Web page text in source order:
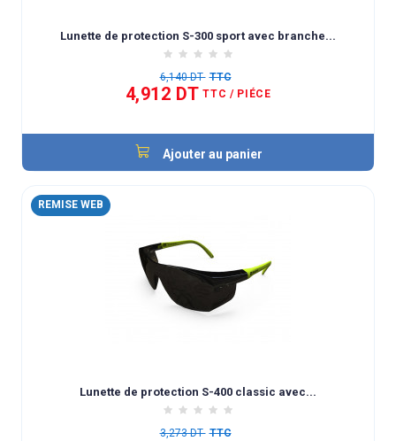
Lunette de protection S-300 sport avec branche...
6,140 DT TTC
4,912 DT TTC / PIÉCE
Ajouter au panier
REMISE WEB
Lunette de protection S-400 classic avec...
3,273 DT TTC